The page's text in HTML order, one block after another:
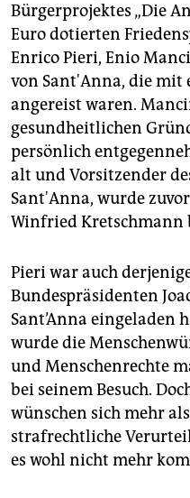
Bürgerprojektes „Die
Euro dotierten
Enrico Pieri, Enio
von Sant'Anna, die mit
angereist waren.
gesundheitlichen
persönlich
alt und Vorsitzender
Sant'Anna, wurde
Winfried Kretschmann
Pieri war auch
Bundespräsidenten
Sant’Anna eingeladen
wurde die
und Menschenrechte
bei seinem Besuch.
wünschen sich mehr
strafrechtliche
es wohl nicht mehr